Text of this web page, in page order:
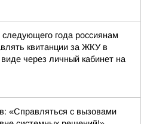
года россиянам
квитанции за ЖКУ в
через личный кабинет на
«Справляться с вызовами